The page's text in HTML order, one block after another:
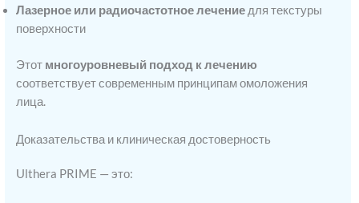
Лазерное или радиочастотное лечениедля текстуры
поверхности
Этот многоуровневый подход к лечению
соответствует современным принципам омоложения
лица.
Доказательства и клиническая достоверность
Ulthera PRIME — это: